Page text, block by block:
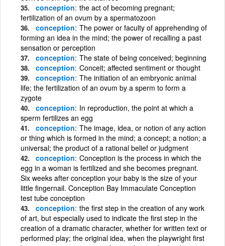
conception the act of becoming pregnant;
fertilization of an ovum by a spermatozoon
conception The power or faculty of apprehending of
forming an idea in the mind; the power of recalling a past
sensation or perception
conception The state of being conceived; beginning
conception Conceit; affected sentiment or thought
conception The initiation of an embryonic animal
life; the fertilization of an ovum by a sperm to form a
zygote
conception In reproduction, the point at which a
sperm fertilizes an egg
conception The image, idea, or notion of any action
or thing which is formed in the mind; a concept; a notion; a
universal; the product of a rational belief or judgment
conception Conception is the process in which the
egg in a woman is fertilized and she becomes pregnant.
Six weeks after conception your baby is the size of your
little fingernail. Conception Bay Immaculate Conception
test tube conception
conception the first step in the creation of any work
of art, but especially used to indicate the first step in the
creation of a dramatic character, whether for written text or
performed play; the original idea, when the playwright first